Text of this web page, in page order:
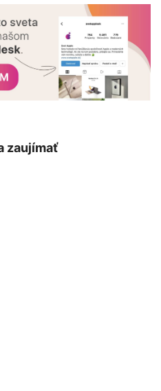
zaujímať